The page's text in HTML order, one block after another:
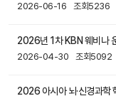
2026-06-16 조회5236
2026년 1차 KBN 웨비나
2026-04-30 조회5092
2026 아시아 뇌·신경과학